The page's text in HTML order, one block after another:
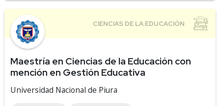
Maestría en Ciencias de la Educación con
mención en Gestión Educativa
Universidad Nacional de Piura